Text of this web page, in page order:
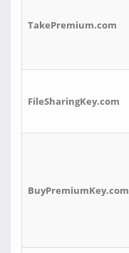
TakePremium.com
FileSharingKey.com
BuyPremiumKey.com